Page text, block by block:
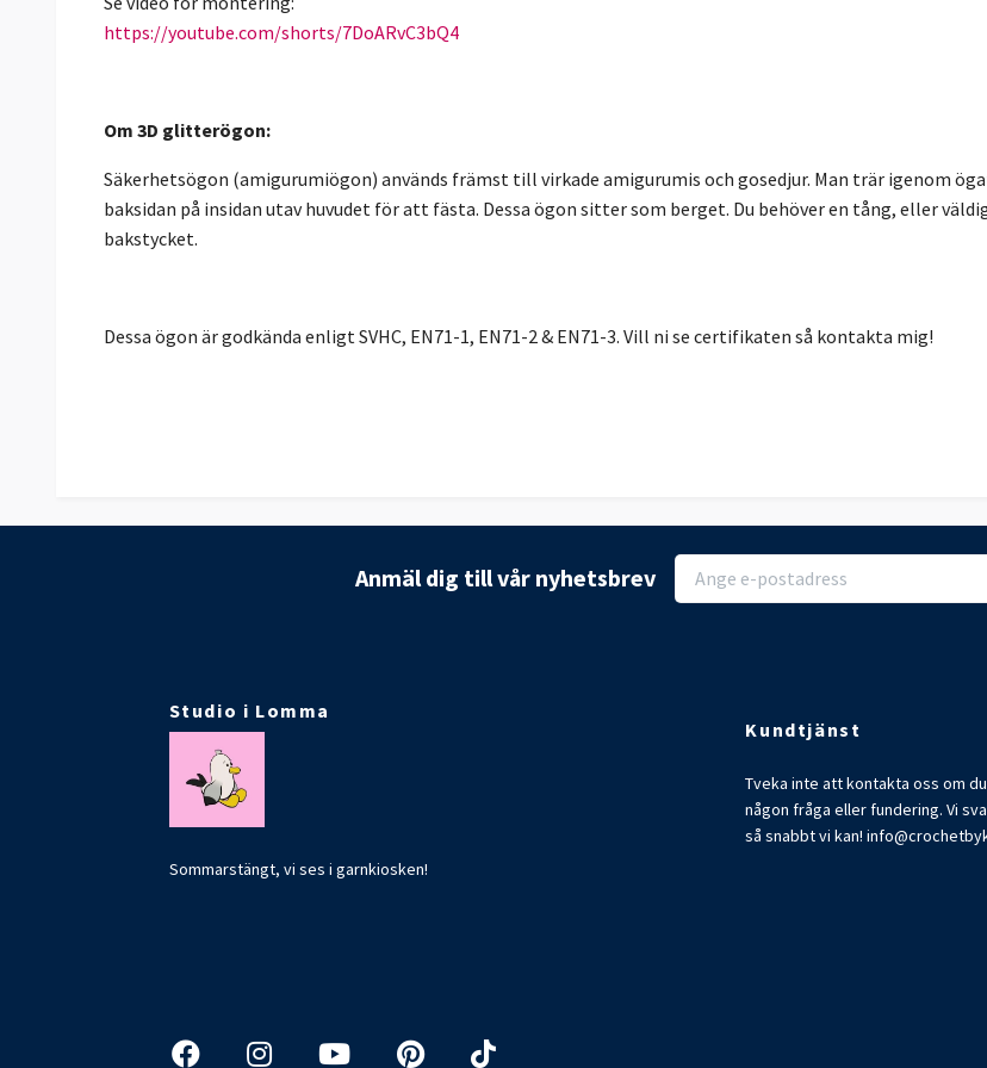
https://youtube.com/shorts/7DoARvC3bQ4
Om 3D glitterögon:
Säkerhetsögon (amigurumiögon) används främst till virkade amigurumis och gosedjur. Man trär igenom
baksidan på insidan utav huvudet för att fästa. Dessa ögon sitter som berget. Du behöver en tång, eller
bakstycket.
Dessa ögon är godkända enligt SVHC, EN71-1, EN71-2 & EN71-3. Vill ni se certifikaten så kontakta mig!
Anmäl dig till vår nyhetsbrev
Studio i Lomma
Sommarstängt, vi ses i garnkiosken!
Kundtjänst
Tveka inte att kontakta oss om
någon fråga eller fundering. Vi
så snabbt vi kan!